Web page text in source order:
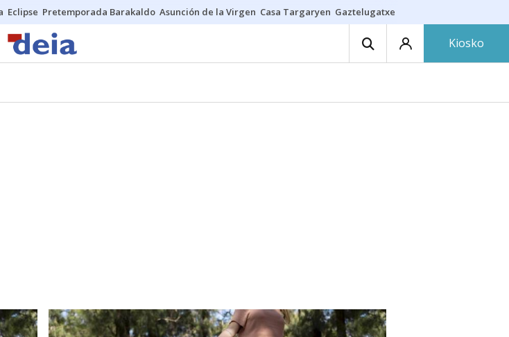
Eclipse Pretemporada Barakaldo Asunción de la Virgen Casa Targaryen Gaztelugatxe
Kiosko